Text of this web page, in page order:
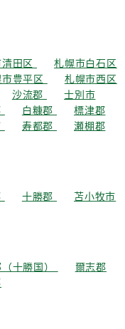
田区
札幌市白石区
豊平区
札幌市西区
沙流郡
士別市
白糠郡
標津郡
寿都郡
瀬棚郡
十勝郡
苫小牧市
十勝国）
爾志郡